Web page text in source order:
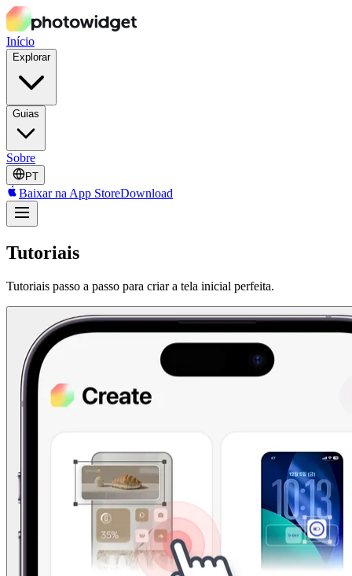
Início
Explorar
Guias
Sobre
PT
Baixar na App StoreDownload
Tutoriais
Tutoriais passo a passo para criar a tela inicial perfeita.